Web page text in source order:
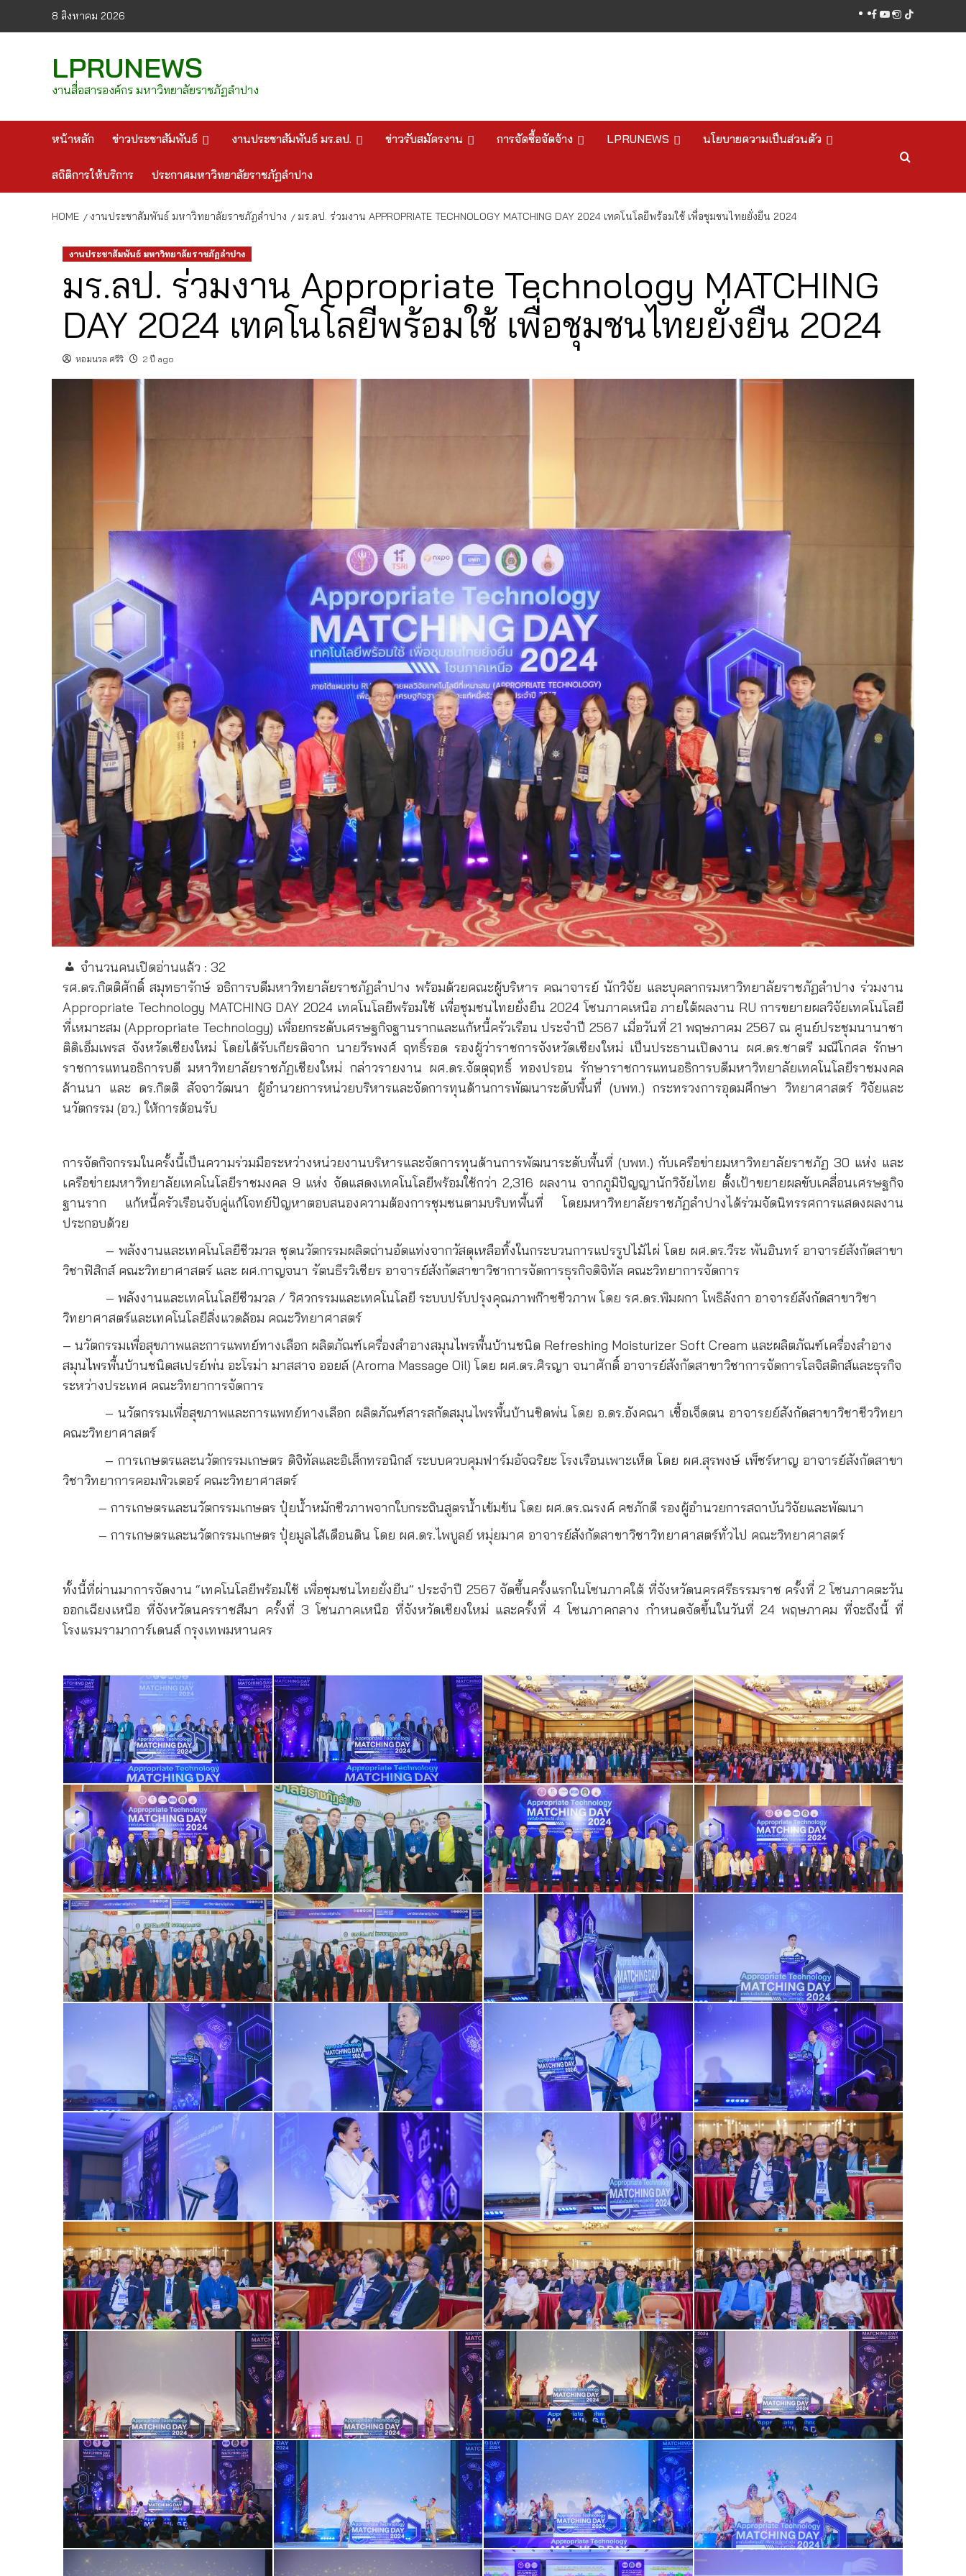
8 สิงหาคม 2026 facebook
youtube
instagram
tiktok
LPRUNEWS
งานสื่อสารองค์กร มหาวิทยาลัยราชภัฏลำปาง
หน้าหลัก ข่าวประชาสัมพันธ์ งานประชาสัมพันธ์ มร.ลป. ข่าวรับสมัครงาน การจัดซื้อจัดจ้าง LPRUNEWS นโยบายความเป็นส่วนตัว
สถิติการให้บริการ ประกาศมหาวิทยาลัยราชภัฏลำปาง
HOME งานประชาสัมพันธ์ มหาวิทยาลัยราชภัฏลำปาง มร.ลป. ร่วมงาน APPROPRIATE TECHNOLOGY MATCHING DAY 2024 เทคโนโลยีพร้อมใช้ เพื่อชุมชนไทยยั่งยืน 2024
งานประชาสัมพันธ์ มหาวิทยาลัยราชภัฏลำปาง
มร.ลป. ร่วมงาน Appropriate Technology MATCHING
DAY 2024 เทคโนโลยีพร้อมใช้ เพื่อชุมชนไทยยั่งยืน 2024
หอมนวล ศรีริ 2 ปี ago
จำนวนคนเปิดอ่านแล้ว : 32
รศ.ดร.กิตติศักดิ์ สมุทธารักษ์ อธิการบดีมหาวิทยาลัยราชภัฏลำปาง พร้อมด้วยคณะผู้บริหาร คณาจารย์ นักวิจัย และบุคลากรมหาวิทยาลัยราชภัฏลำปาง ร่วมงาน
Appropriate Technology MATCHING DAY2024 เทคโนโลยีพร้อมใช้ เพื่อชุมชนไทยยั่งยืน 2024 โซนภาคเหนือ ภายใต้ผลงาน RUการขยายผลวิจัยเทคโนโลยี
ที่เหมาะสม (Appropriate Technology) เพื่อยกระดับเศรษฐกิจฐานรากและแก้หนี้ครัวเรือน ประจำปี 2567 เมื่อวันที่ 21 พฤษภาคม 2567 ณ ศูนย์ประชุมนานาชา
ติดิเอ็มเพรส จังหวัดเชียงใหม่ โดยได้รับเกียรติจาก นายวีรพงศ์ ฤทธิ์รอด รองผู้ว่าราชการจังหวัดเชียงใหม่ เป็นประธานเปิดงาน ผศ.ดร.ชาตรี มณีโกศล รักษา
ราชการแทนอธิการบดี มหาวิทยาลัยราชภัฏเชียงใหม่ กล่าวรายงาน ผศ.ดร.จัตตุฤทธิ์ ทองปรอน รักษาราชการแทนอธิการบดีมหาวิทยาลัยเทคโนโลยีราชมงคล
ล้านนา และ ดร.กิตติ สัจจาวัฒนา ผู้อำนวยการหน่วยบริหารและจัดการทุนด้านการพัฒนาระดับพื้นที่ (บพท.) กระทรวงการอุดมศึกษา วิทยาศาสตร์ วิจัยและ
นวัตกรรม (อว.) ให้การต้อนรับ
การจัดกิจกรรมในครั้งนี้เป็นความร่วมมือระหว่างหน่วยงานบริหารและจัดการทุนด้านการพัฒนาระดับพื้นที่ (บพท.) กับเครือข่ายมหาวิทยาลัยราชภัฏ 30 แห่ง และ
เครือข่ายมหาวิทยาลัยเทคโนโลยีราชมงคล 9 แห่ง จัดแสดงเทคโนโลยีพร้อมใช้กว่า 2,316 ผลงาน จากภูมิปัญญานักวิจัยไทย ตั้งเป้าขยายผลขับเคลื่อนเศรษฐกิจ
ฐานราก แก้หนี้ครัวเรือนจับคู่แก้โจทย์ปัญหาตอบสนองความต้องการชุมชนตามบริบทพื้นที่ โดยมหาวิทยาลัยราชภัฏลำปางได้ร่วมจัดนิทรรศการแสดงผลงาน
ประกอบด้วย
– พลังงานและเทคโนโลยีชีวมวล ชุดนวัตกรรมผลิตถ่านอัดแท่งจากวัสดุเหลือทิ้งในกระบวนการแปรรูปไม้ไผ่ โดย ผศ.ดร.วีระ พันอินทร์ อาจารย์สังกัดสาขา
วิชาฟิสิกส์ คณะวิทยาศาสตร์ และ ผศ.กาญจนา รัตนธีรวิเชียร อาจารย์สังกัดสาขาวิชาการจัดการธุรกิจดิจิทัล คณะวิทยาการจัดการ
– พลังงานและเทคโนโลยีชีวมวล / วิศวกรรมและเทคโนโลยี ระบบปรับปรุงคุณภาพก๊าซชีวภาพ โดย รศ.ดร.พิมผกา โพธิลังกา อาจารย์สังกัดสาขาวิชา
วิทยาศาสตร์และเทคโนโลยีสิ่งแวดล้อม คณะวิทยาศาสตร์
– นวัตกรรมเพื่อสุขภาพและการแพทย์ทางเลือก ผลิตภัณฑ์เครื่องสำอางสมุนไพรพื้นบ้านชนิด Refreshing Moisturizer Soft Cream และผลิตภัณฑ์เครื่องสำอาง
สมุนไพรพื้นบ้านชนิดสเปรย์พ่น อะโรม่า มาสสาจ ออยล์ (Aroma Massage Oil) โดย ผศ.ดร.ศิรญา จนาศักดิ์ อาจารย์สังกัดสาขาวิชาการจัดการโลจิสติกส์และธุรกิจ
ระหว่างประเทศ คณะวิทยาการจัดการ
– นวัตกรรมเพื่อสุขภาพและการแพทย์ทางเลือก ผลิตภัณฑ์สารสกัดสมุนไพรพื้นบ้านชิดพ่น โดย อ.ดร.อังคณา เชื้อเจ็ดตน อาจารยย์สังกัดสาขาวิชาชีววิทยา
คณะวิทยาศาสตร์
– การเกษตรและนวัตกรรมเกษตร ดิจิทัลและอิเล็กทรอนิกส์ ระบบควบคุมฟาร์มอัจฉริยะ โรงเรือนเพาะเห็ด โดย ผศ.สุรพงษ์ เพ็ชร์หาญ อาจารย์สังกัดสาขา
วิชาวิทยาการคอมพิวเตอร์ คณะวิทยาศาสตร์
– การเกษตรและนวัตกรรมเกษตร ปุ๋ยน้ำหมักชีวภาพจากใบกระถินสูตรน้ำเข้มข้น โดย ผศ.ดร.ณรงค์ คชภักดี รองผู้อำนวยการสถาบันวิจัยและพัฒนา
– การเกษตรและนวัตกรรมเกษตร ปุ๋ยมูลไส้เดือนดิน โดย ผศ.ดร.ไพบูลย์ หมุ่ยมาศ อาจารย์สังกัดสาขาวิชาวิทยาศาสตร์ทั่วไป คณะวิทยาศาสตร์
ทั้งนี้ที่ผ่านมาการจัดงาน “เทคโนโลยีพร้อมใช้ เพื่อชุมชนไทยยั่งยืน” ประจำปี 2567 จัดขึ้นครั้งแรกในโซนภาคใต้ ที่จังหวัดนครศรีธรรมราช ครั้งที่ 2 โซนภาคตะวัน
ออกเฉียงเหนือ ที่จังหวัดนครราชสีมา ครั้งที่ 3 โซนภาคเหนือ ที่จังหวัดเชียงใหม่ และครั้งที่ 4 โซนภาคกลาง กำหนดจัดขึ้นในวันที่ 24 พฤษภาคม ที่จะถึงนี้ ที่
โรงแรมรามาการ์เดนส์ กรุงเทพมหานคร